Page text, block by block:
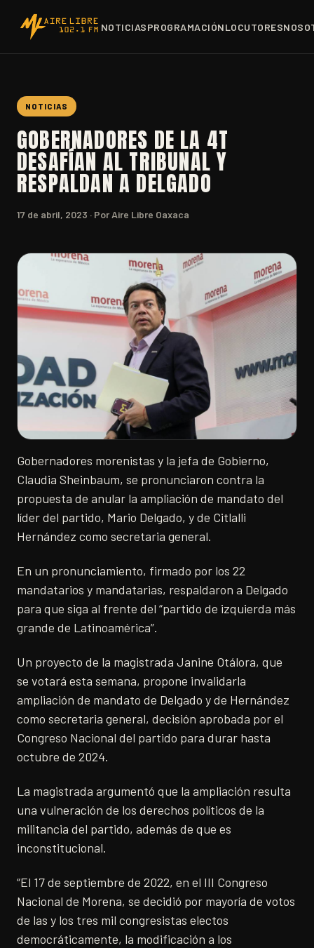
NOTICIASPROGRAMACIÓNLOCUTORES
NOTICIAS
GOBERNADORES DE LA 4T
DESAFÍAN AL TRIBUNAL Y
RESPALDAN A DELGADO
17 de abril, 2023 · Por Aire Libre Oaxaca
Gobernadores morenistas y la jefa de Gobierno,
Claudia Sheinbaum, se pronunciaron contra la
propuesta de anular la ampliación de mandato del
líder del partido, Mario Delgado, y de Citlalli
Hernández como secretaria general.
En un pronunciamiento, firmado por los 22
mandatarios y mandatarias, respaldaron a Delgado
para que siga al frente del “partido de izquierda más
grande de Latinoamérica”.
Un proyecto de la magistrada Janine Otálora, que
se votará esta semana, propone invalidarla
ampliación de mandato de Delgado y de Hernández
como secretaria general, decisión aprobada por el
Congreso Nacional del partido para durar hasta
octubre de 2024.
La magistrada argumentó que la ampliación resulta
una vulneración de los derechos políticos de la
militancia del partido, además de que es
inconstitucional.
“El 17 de septiembre de 2022, en el III Congreso
Nacional de Morena, se decidió por mayoría de votos
de las y los tres mil congresistas electos
democráticamente, la modificación a los